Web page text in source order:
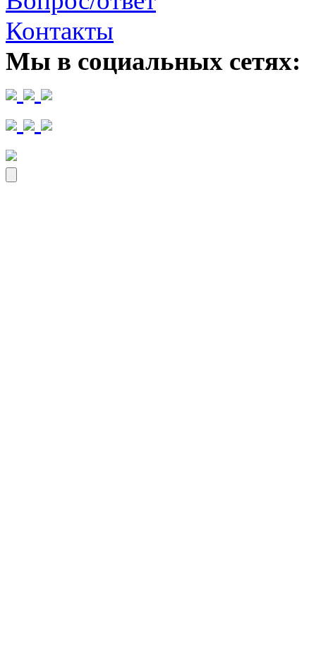
Контакты
Мы в социальных сетях: